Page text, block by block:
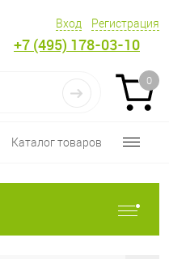
Вход Регистрация
+7 (495) 178-03-10
0
Каталог товаров